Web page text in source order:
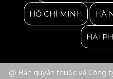
HỒ CHÍ MINH HÀ
HẢI
@ Bản quyền thuộc về Công